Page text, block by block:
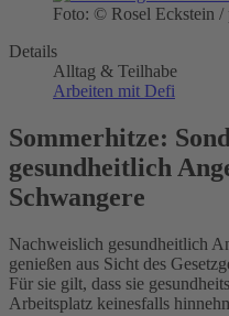
Foto: © Rosel Eckstein /
Details
Alltag & Teilhabe
Arbeiten mit Defi
Sommerhitze:
gesundheitlich
Schwangere
Nachweislich gesundheitlich
genießen aus Sicht des
Für sie gilt, dass sie
Arbeitsplatz keinesfalls